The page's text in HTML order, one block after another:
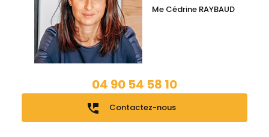
Me Cédrine RAYBAUD
04 90 54 58 10
perm_phone_msg Contactez-nous